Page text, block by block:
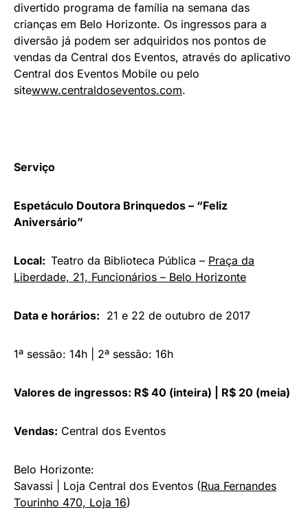
divertido programa de família na semana das
crianças em Belo Horizonte. Os ingressos para a
diversão já podem ser adquiridos nos pontos de
vendas da Central dos Eventos, através do aplicativo
Central dos Eventos Mobile ou pelo
sitewww.centraldoseventos.com.
Serviço
Espetáculo Doutora Brinquedos – “Feliz
Aniversário”
Local: Teatro da Biblioteca Pública – Praça da
Liberdade, 21, Funcionários – Belo Horizonte
Data e horários: 21 e 22 de outubro de 2017
1ª sessão: 14h | 2ª sessão: 16h
Valores de ingressos: R$ 40 (inteira) | R$ 20 (meia)
Vendas: Central dos Eventos
Belo Horizonte:
Savassi | Loja Central dos Eventos (Rua Fernandes
Tourinho 470, Loja 16)